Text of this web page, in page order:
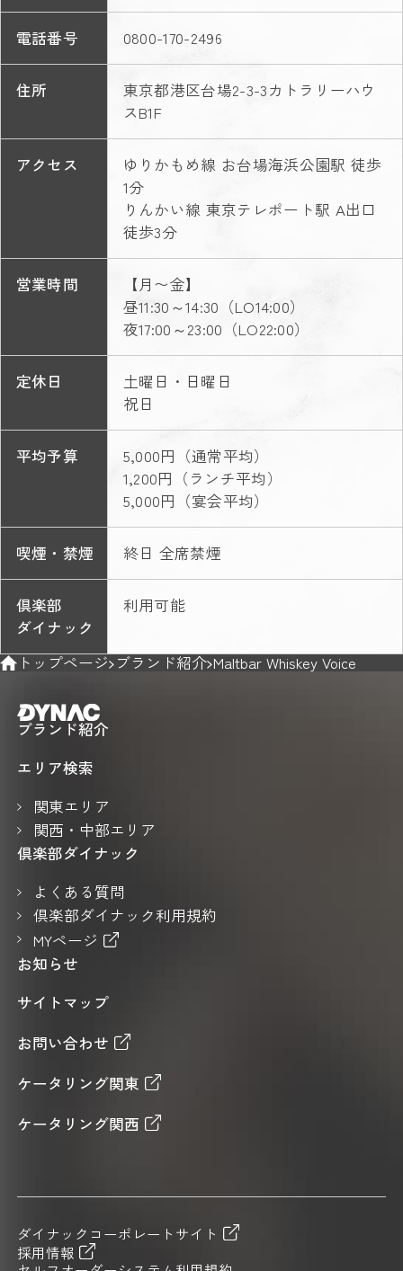
電話番号 0800-170-2496
住所
東京都港区台場2-3-3カトラリーハウ
スB1F
アクセス
ゆりかもめ線 お台場海浜公園駅 徒歩
1分
りんかい線 東京テレポート駅 A出口
徒歩3分
営業時間
【月〜金】
昼11:30～14:30（LO14:00）
夜17:00～23:00（LO22:00）
定休日
土曜日・日曜日
祝日
平均予算
5,000円（通常平均）
1,200円（ランチ平均）
5,000円（宴会平均）
喫煙・禁煙 終日 全席禁煙
倶楽部
ダイナック
利用可能
トップページ ブランド紹介 Maltbar Whiskey Voice
ブランド紹介
エリア検索
関東エリア
関西・中部エリア
倶楽部ダイナック
よくある質問
倶楽部ダイナック利用規約
MYページ
お知らせ
サイトマップ
お問い合わせ
ケータリング関東
ケータリング関西
ダイナックコーポレートサイト
採用情報